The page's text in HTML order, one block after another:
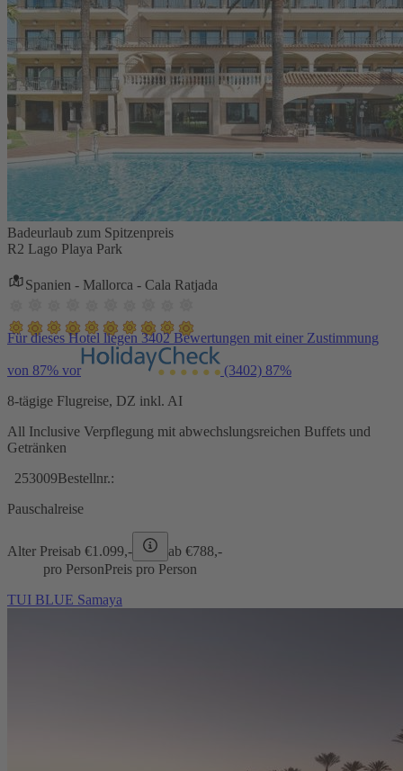
Badeurlaub zum Spitzenpreis
R2 Lago Playa Park
Spanien - Mallorca - Cala Ratjada
Für dieses Hotel liegen 3402 Bewertungen mit einer Zustimmung
von 87% vor (3402) 87%
8-tägige Flugreise, DZ inkl. AI
All Inclusive Verpflegung mit abwechslungsreichen Buffets und
Getränken
253009Bestellnr.:
Pauschalreise
Alter Preisab €1.099,- ab €788,-
pro PersonPreis pro Person
TUI BLUE Samaya